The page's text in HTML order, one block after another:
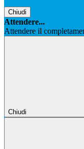
Chiudi
Attendere...
Attendere il
Chiudi